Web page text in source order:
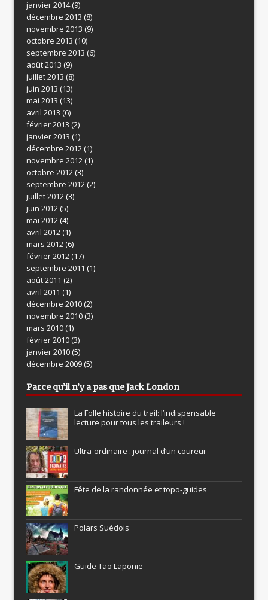
janvier 2014(9)
décembre 2013 (8)
novembre 2013 (9)
octobre 2013 (10)
septembre 2013 (6)
août 2013 (9)
juillet 2013 (8)
juin 2013 (13)
mai 2013 (13)
avril 2013 (6)
février 2013 (2)
janvier 2013 (1)
décembre 2012(1)
novembre 2012(1)
octobre 2012(3)
septembre 2012(2)
juillet 2012(3)
juin 2012(5)
mai 2012(4)
avril 2012(1)
mars 2012(6)
février 2012(17)
septembre 2011 (1)
août 2011 (2)
avril 2011 (1)
décembre 2010(2)
novembre 2010(3)
mars 2010(1)
février 2010(3)
janvier 2010(5)
décembre 2009(5)
Parce qu’il n’y a pas que Jack London
La Folle histoire du trail: l’indispensable
lecture pour tous les traileurs !
Ultra-ordinaire : journal d’un coureur
Fête de la randonnée et topo-guides
Polars Suédois
Guide Tao Laponie